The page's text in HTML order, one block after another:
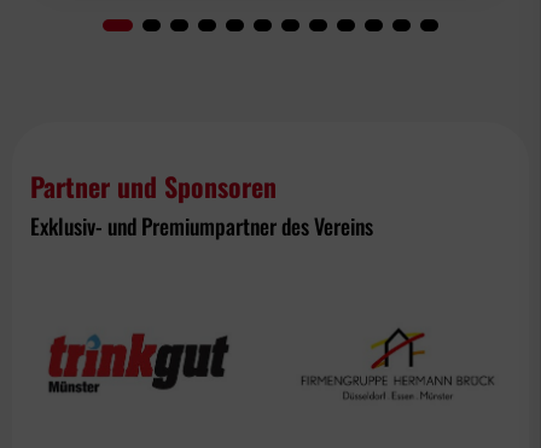
Partner und Sponsoren
Exklusiv- und Premiumpartner des Vereins